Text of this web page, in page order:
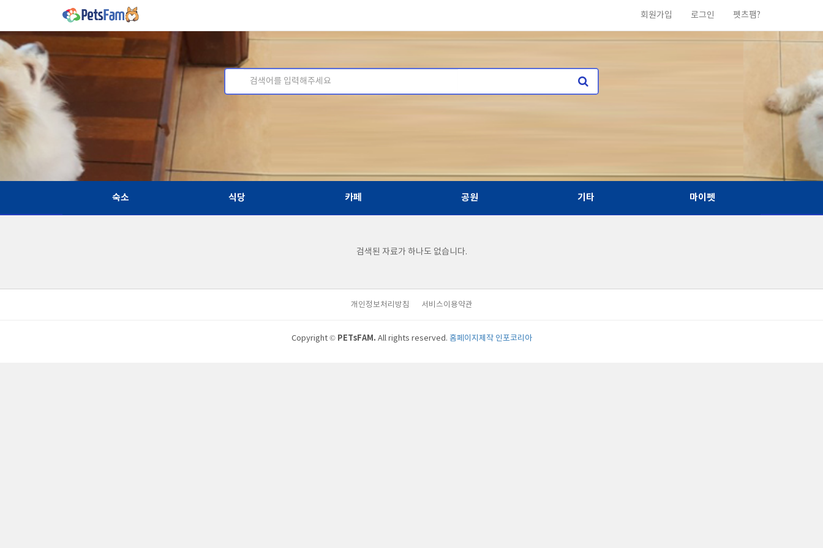
회원가입 로그인 펫츠팸?
숙소 식당 카페 공원 기타 마이펫
검색된 자료가 하나도 없습니다.
개인정보처리방침 서비스이용약관
Copyright © PETsFAM. All rights reserved. 홈페이지제작 인포코리아